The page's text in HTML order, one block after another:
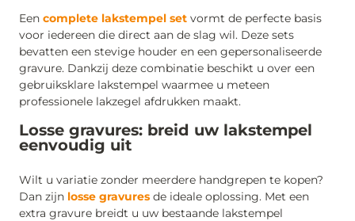
Een complete lakstempel set vormt de perfecte basis
voor iedereen die direct aan de slag wil. Deze sets
bevatten een stevige houder en een gepersonaliseerde
gravure. Dankzij deze combinatie beschikt u over een
gebruiksklare lakstempel waarmee u meteen
professionele lakzegel afdrukken maakt.
Losse gravures: breid uw lakstempel
eenvoudig uit
Wilt u variatie zonder meerdere handgrepen te kopen?
Dan zijn losse gravures de ideale oplossing. Met een
extra gravure breidt u uw bestaande lakstempel